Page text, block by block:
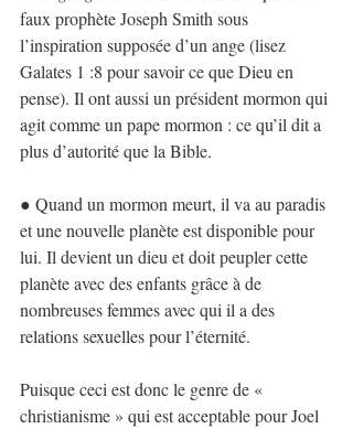
faux prophète Joseph Smith sous
l’inspiration supposée d’un ange (lisez
Galates 1 :8 pour savoir ce que Dieu en
pense). Il ont aussi un président mormon qui
agit comme un pape mormon : ce qu’il dit a
plus d’autorité que la Bible.
● Quand un mormon meurt, il va au paradis
et une nouvelle planète est disponible pour
lui. Il devient un dieu et doit peupler cette
planète avec des enfants grâce à de
nombreuses femmes avec qui il a des
relations sexuelles pour l’éternité.
Puisque ceci est donc le genre de «
christianisme » qui est acceptable pour Joel